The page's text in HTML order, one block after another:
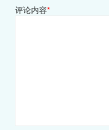
评论内容*